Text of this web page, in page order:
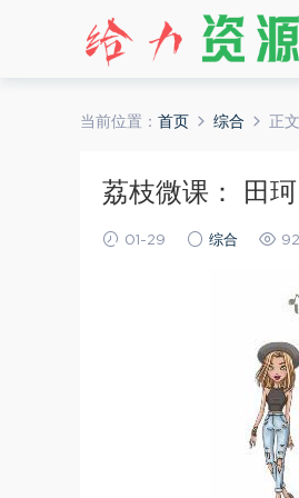
当前位置： 首页 综合 正文
荔枝微课： 田
01-29 综合